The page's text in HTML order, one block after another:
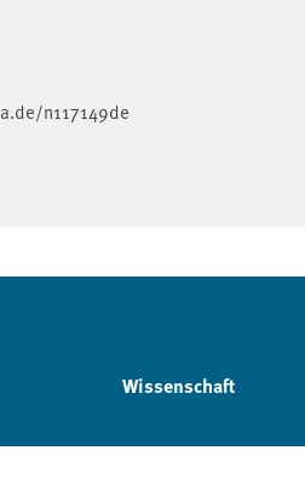
n117149de
Wissenschaft